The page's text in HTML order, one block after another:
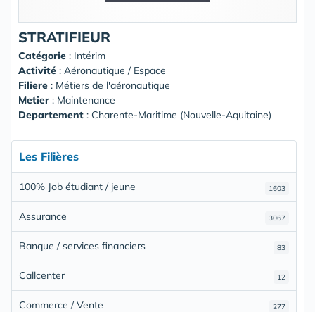
STRATIFIEUR
Catégorie : Intérim
Activité : Aéronautique / Espace
Filiere : Métiers de l'aéronautique
Metier : Maintenance
Departement : Charente-Maritime (Nouvelle-Aquitaine)
Les Filières
1603
100% Job étudiant / jeune
3067
Assurance
83
Banque / services financiers
12
Callcenter
277
Commerce / Vente